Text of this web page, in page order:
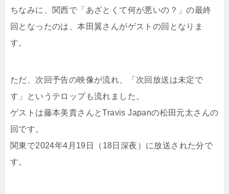
ちなみに、関西で「あざとくて何が悪いの？」の最終
回となったのは、本田翼さんがゲストの回となりま
す。
ただ、次回予告の映像が流れ、「次回放送は未定で
す」というテロップも流れました。
ゲストは藤本美貴さんとTravis Japanの松田元太さんの
回です。
関東で2024年4月19日（18日深夜）に放送された分で
す。